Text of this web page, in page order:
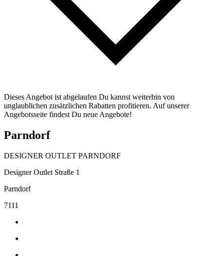
Dieses Angebot ist abgelaufen Du kannst weiterhin von
unglaublichen zusätzlichen Rabatten profitieren. Auf unserer
Angebotsseite findest Du neue Angebote!
Parndorf
DESIGNER OUTLET PARNDORF
Designer Outlet Straße 1
Parndorf
7111